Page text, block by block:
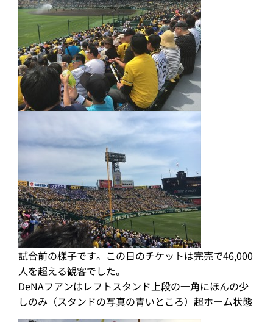
試合前の様子です。この日のチケットは完売で46,000
人を超える観客でした。
DeNAフアンはレフトスタンド上段の一角にほんの少
しのみ（スタンドの写真の青いところ）超ホーム状態